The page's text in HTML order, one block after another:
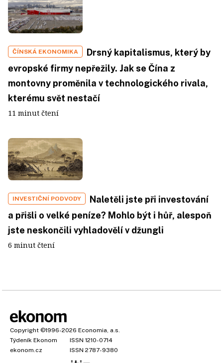
ČÍNSKÁ EKONOMIKA
Drsný kapitalismus, který by
evropské firmy nepřežily. Jak se Čína z
montovny proměnila v technologického rivala,
kterému svět nestačí
11 minut čtení
INVESTIČNÍ PODVODY
Naletěli jste při investování
a přišli o velké peníze? Mohlo být i hůř, alespoň
jste neskončili vyhladovělí v džungli
6 minut čtení
Copyright ©1996-2026 Economia, a.s.
Týdeník Ekonom
ISSN 1210-0714
ekonom.cz
ISSN 2787-9380